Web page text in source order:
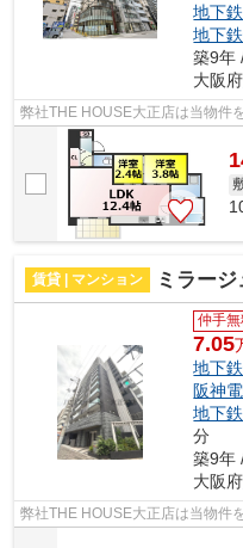
地下
地下
築9年
大阪府
弊社THE HOUSE大正店は当物件
賃貸 | マンション ミラージ
仲手
7.05
地下
阪神
地下
分
築9年
大阪府
弊社THE HOUSE大正店は当物件